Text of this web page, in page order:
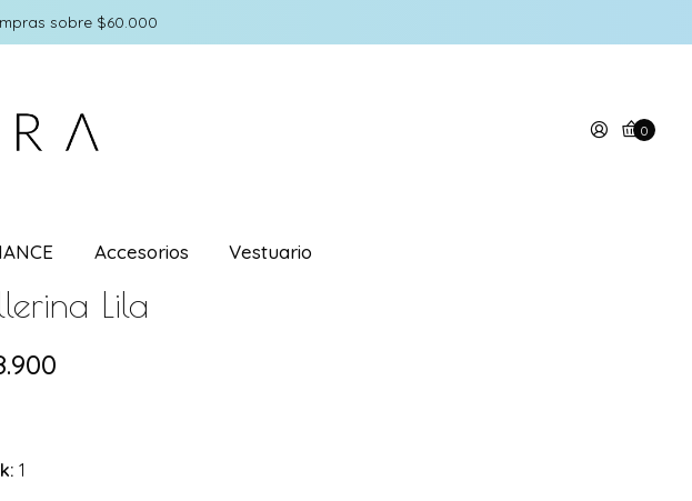
sobre $60.000
0
Accesorios Vestuario
Lila
1